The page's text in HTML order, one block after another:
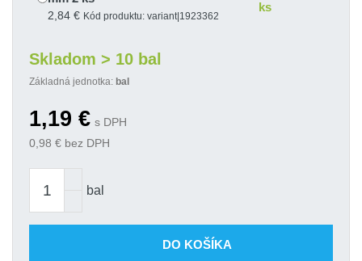
2,84 € Kód produktu: variant|1923362
ks
IRWIN Impact bit SLOT 4,5 mm-25
mm 2 ks
2,75 €Kód produktu: variant|1923364
IRWIN Impact bit SLOT 5,5 mm - 25
mm 2 ks
IRWIN Impact bit SLOT 6,5 mm - 25
2,84 €Kód produktu: variant|1923368
Skladom > 10 bal
Základná jednotka: bal
1,19 € s DPH
0,98 € bez DPH
bal
DO KOŠÍKA